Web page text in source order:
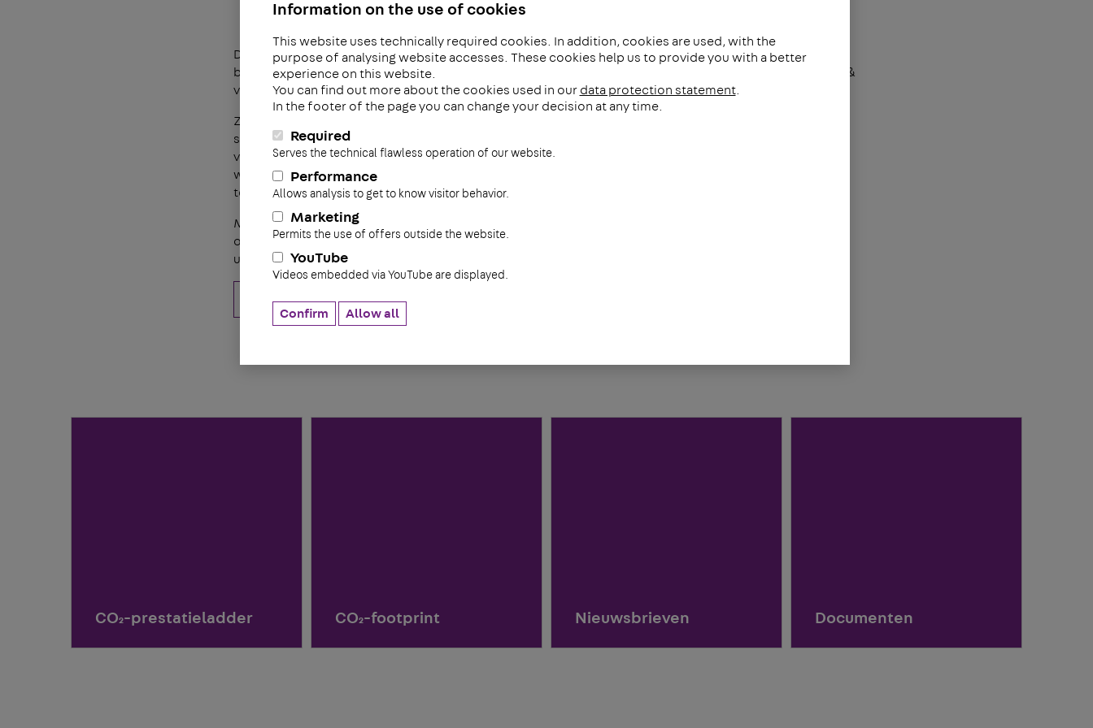
Information on the use of cookies
This website uses technically required cookies. In addition, cookies are used, with the
purpose of analysing website accesses. These cookies help us to provide you with a better
experience on this website.
You can find out more about the cookies used in our data protection statement.
In the footer of the page you can change your decision at any time.
Required
Serves the technical flawless operation of our website.
Performance
Allows analysis to get to know visitor behavior.
Marketing
Permits the use of offers outside the website.
YouTube
Videos embedded via YouTube are displayed.
Confirm Allow all
Duurzaam ondernemen is een van de pijlers binnen onze organisatie. Nieuwe investeringen doen we op
basis van de nieuwste technieken op het gebied van milieu & energiebesparing, samenleving, ergonomie &
veiligheid en duurzaamheid.
Zo zal ons nieuwe materieel indien mogelijk worden uitgerust met duurzamere motoren. Hiermee kan de
schadelijke uitstoot tot een minimum worden beperkt. PohlCon Benelux wil een goede thuisbasis bieden
voor haar personeel. Met ons enthousiaste team van gemotiveerde, vakbekwame medewerkers vormen
wij een hecht bedrijf. Daardoor kunnen wij op basis van onderling vertrouwen de werkzaamheden naar
tevredenheid voor onze klanten uitvoeren.
Met behulp van nieuwe planningstechnieken, flexibele werktijden en nauw overleg met onze
opdrachtgevers proberen we ons steentje bij te dragen aan een betere mobiliteit, met minder CO
uitstoot.
CO2prestatieladder certificaat 2024-2027
CO₂-prestatieladder CO₂-footprint Nieuwsbrieven Documenten